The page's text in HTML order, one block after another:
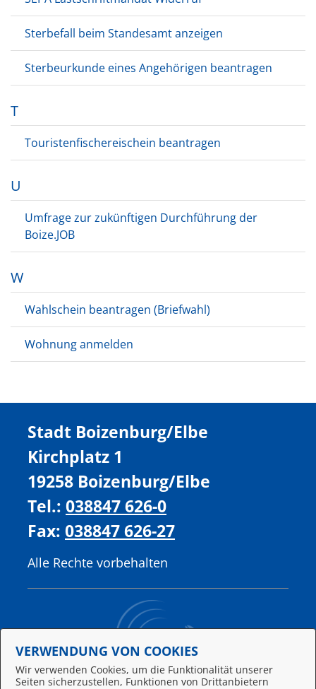
Sterbefall beim Standesamt anzeigen
Sterbeurkunde eines Angehörigen beantragen
T
Touristenfischereischein beantragen
U
Umfrage zur zukünftigen Durchführung der
Boize.JOB
W
Wahlschein beantragen (Briefwahl)
Wohnung anmelden
Behördennummer 115
Stadt Boizenburg/Elbe
Kirchplatz 1
19258 Boizenburg/Elbe
Tel.: 038847 626-0
Fax: 038847 626-27
Alle Rechte vorbehalten
VERWENDUNG VON COOKIES
Wir verwenden Cookies, um die Funktionalität unserer
Seiten sicherzustellen, Funktionen von Drittanbietern